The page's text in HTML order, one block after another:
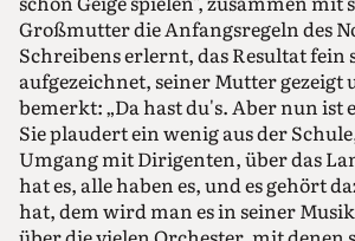
Großmutter die Anfangsregeln des
Schreibens erlernt, das Resultat fein
aufgezeichnet, seiner Mutter gezeigt
bemerkt: „Da hast du's. Aber nun ist
Sie plaudert ein wenig aus der
Umgang mit Dirigenten, über das
hat es, alle haben es, und es gehört
hat, dem wird man es in seiner